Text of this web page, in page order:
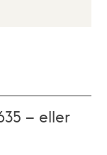
– eller